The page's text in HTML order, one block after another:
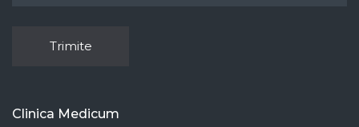
Clinica Medicum